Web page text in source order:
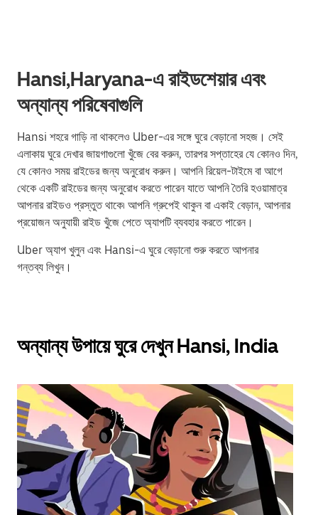
Hansi,Haryana-এ রাইডশেয়ার এবং
অন্যান্য পরিষেবাগুলি
Hansi শহরে গাড়ি না থাকলেও Uber-এর সঙ্গে ঘুরে বেড়ানো সহজ। সেই
এলাকায় ঘুরে দেখার জায়গাগুলো খুঁজে বের করুন, তারপর সপ্তাহের যে কোনও দিন,
যে কোনও সময় রাইডের জন্য অনুরোধ করুন। আপনি রিয়েল-টাইমে বা আগে
থেকে একটি রাইডের জন্য অনুরোধ করতে পারেন যাতে আপনি তৈরি হওয়ামাত্র
আপনার রাইডও প্রস্তুত থাকে৷ আপনি গ্রুপেই থাকুন বা একাই বেড়ান, আপনার
প্রয়োজন অনুযায়ী রাইড খুঁজে পেতে অ্যাপটি ব্যবহার করতে পারেন।
Uber অ্যাপ খুলুন এবং Hansi-এ ঘুরে বেড়ানো শুরু করতে আপনার
গন্তব্য লিখুন।
অন্যান্য উপায়ে ঘুরে দেখুন Hansi, India